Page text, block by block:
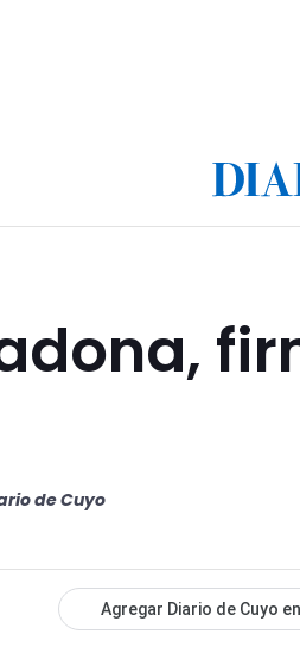
de Cuyo
Agregar Diario de Cuyo en